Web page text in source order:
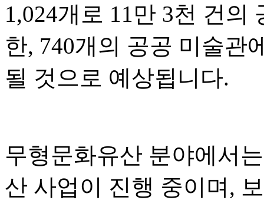
1,024개로 11만 3천 건
한, 740개의 공공 미술관
될 것으로 예상됩니다.
무형문화유산 분야에서
산 사업이 진행 중이며,